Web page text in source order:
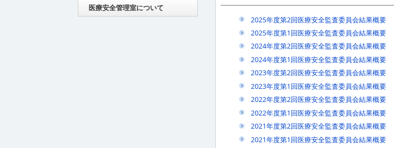
2025年度第2回医療安全監査委員会結果概要
2025年度第1回医療安全監査委員会結果概要
2024年度第2回医療安全監査委員会結果概要
2024年度第1回医療安全監査委員会結果概要
2023年度第2回医療安全監査委員会結果概要
2023年度第1回医療安全監査委員会結果概要
2022年度第2回医療安全監査委員会結果概要
2022年度第1回医療安全監査委員会結果概要
2021年度第2回医療安全監査委員会結果概要
2021年度第1回医療安全監査委員会結果概要
医療安全管理室について